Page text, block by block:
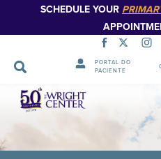
SCHEDULE YOUR
PORTAL DO
PACIENTE
Saltar
navegação